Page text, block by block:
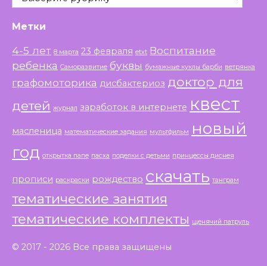
Метки
4-5 лет 8 марта 23 февраля etxt Воспитание
ребенка Саморазвитие буквы бумажные куклы барби ветрянка
графомоторика дисбактериоз доктор для
детей журнал заработок в интернете квест
масленица математические задания мультфильм
новый
год открытка папе пасха поделки с детьми принцессы диснея
прописи раскраски рождество скачать танграм
тематические занятия
тематические комплекты щенячий патруль
© 2017 - 2026 Все права защищены